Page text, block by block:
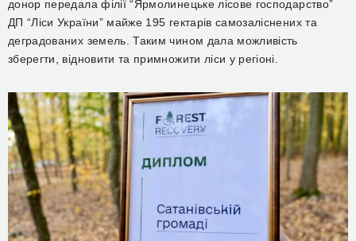
донор передала філії “Ярмолинецьке лісове господарство”
ДП “Ліси України” майже 195 гектарів самозаліснених та
деградованих земель. Таким чином дала можливість
зберегти, відновити та примножити ліси у регіоні.